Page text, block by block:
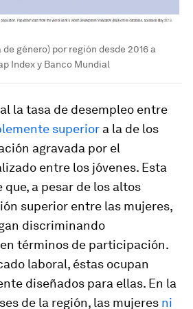
género) por región desde 2016 a
Index y Banco Mundial
la tasa de desempleo entre
superior a la de los
agravada por el
entre los jóvenes. Esta
a pesar de los altos
superior entre las mujeres,
discriminando
términos de participación.
laboral, éstas ocupan
diseñados para ellas. En la
de la región, las mujeres ni